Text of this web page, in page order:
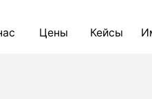
Цены Кейсы Имплант